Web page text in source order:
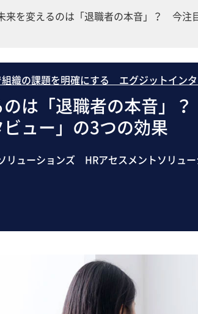
来を変えるのは「退職者の本音」？ 今注
織の課題を明確にする エグジットイン
は「退職者の本音」
ビュー」の3つの効果
リューションズ HRアセスメントソリ